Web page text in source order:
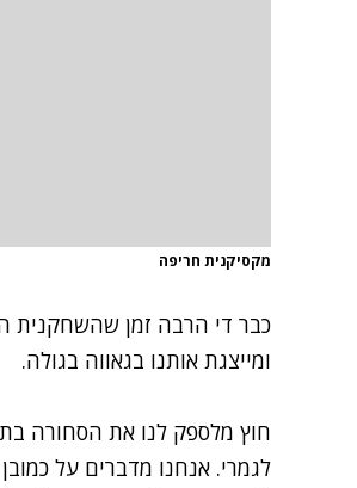
מקסיקנית חריפה
כבר די הרבה זמן שהשחקנית
ומייצגת אותנו בגאווה בגולה.
חוץ מלספק לנו את הסחורה
לגמרי. אנחנו מדברים על